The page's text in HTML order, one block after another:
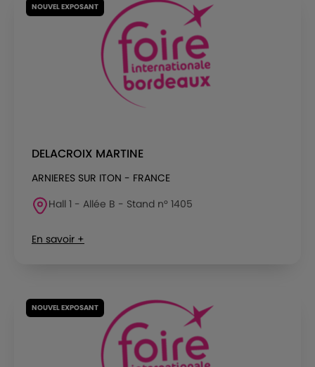
NOUVEL EXPOSANT
DELACROIX MARTINE
ARNIERES SUR ITON - FRANCE
Hall 1 - Allée B - Stand n° 1405
En savoir +
NOUVEL EXPOSANT